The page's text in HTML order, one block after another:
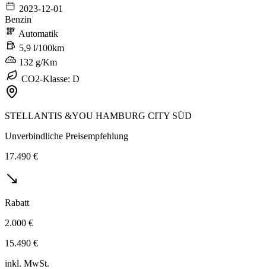
2023-12-01
Benzin
Automatik
5,9 l/100km
132 g/Km
CO2-Klasse: D
STELLANTIS &YOU HAMBURG CITY SÜD
Unverbindliche Preisempfehlung
17.490 €
Rabatt
2.000 €
15.490 €
inkl. MwSt.